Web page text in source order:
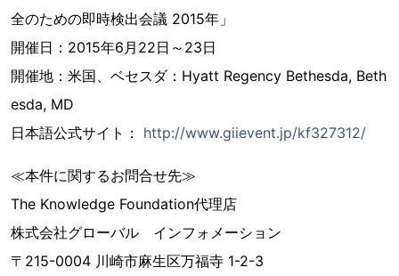
全のための即時検出会議 2015年」
開催日：2015年6月22日～23日
開催地：米国、ベセスダ：Hyatt Regency Bethesda, Beth
esda, MD
日本語公式サイト： http://www.giievent.jp/kf327312/
≪本件に関するお問合せ先≫
The Knowledge Foundation代理店
株式会社グローバル インフォメーション
〒215-0004 川崎市麻生区万福寺 1-2-3